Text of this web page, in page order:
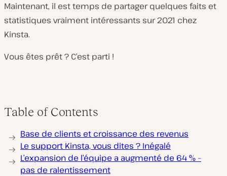
Maintenant, il est temps de partager quelques faits et
statistiques vraiment intéressants sur 2021 chez
Kinsta.
Vous êtes prêt ? C’est parti !
Table of Contents
Base de clients et croissance des revenus
Le support Kinsta, vous dites ? Inégalé
L’expansion de l’équipe a augmenté de 64 % –
pas de ralentissement